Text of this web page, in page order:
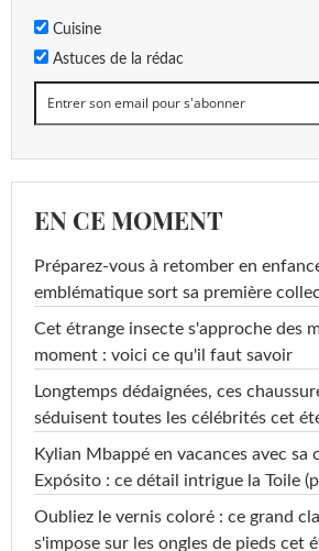
Cuisine
Astuces de la rédac
EN CE MOMENT
Préparez-vous à retomber en
emblématique sort sa première
Cet étrange insecte s'approche des
moment : voici ce qu'il faut savoir
Longtemps dédaignées, ces
séduisent toutes les célébrités cet
Kylian Mbappé en vacances avec sa
Expósito : ce détail intrigue la Toile
Oubliez le vernis coloré : ce grand
s'impose sur les ongles de pieds cet